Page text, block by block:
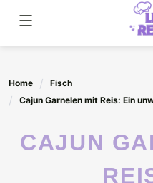
content
Home
Fisch
Cajun Garnelen mit Reis: Ein
CAJUN GARNELEN MIT